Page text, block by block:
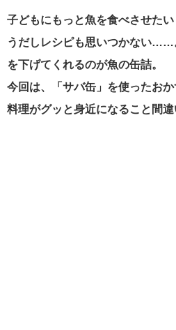
子どもにもっと魚を食べさせた
うだしレシピも思いつかない……
を下げてくれるのが魚の缶詰。
今回は、「サバ缶」を使ったお
料理がグッと身近になること間違